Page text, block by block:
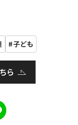
子ども
ら